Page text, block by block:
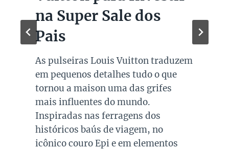
na Super Sale dos
Pais
As pulseiras Louis Vuitton traduzem
em pequenos detalhes tudo o que
tornou a maison uma das grifes
mais influentes do mundo.
Inspiradas nas ferragens dos
históricos baús de viagem, no
icônico couro Epi e em elementos